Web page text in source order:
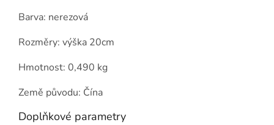
Barva: nerezová
Rozměry: výška 20cm
Hmotnost: 0,490 kg
Země původu: Čína
Doplňkové parametry